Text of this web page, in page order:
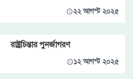
২২ আগস্ট ২০২৫
রাষ্ট্রচিন্তার পুনর্জাগরণ
১২ আগস্ট ২০২৫